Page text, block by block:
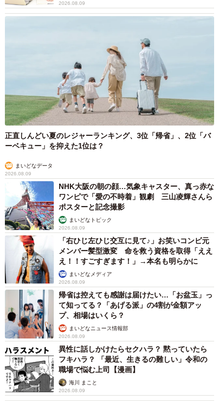
2026.08.09
正直しんどい夏のレジャーランキング、3位「帰省」、2位「バ
ーベキュー」を抑えた1位は？
まいどなデータ
2026.08.09
NHK大阪の朝の顔…気象キャスター、真っ赤な
ワンピで「愛の不時着」観劇 三山凌輝さんら
ポスターと記念撮影
まいどなトピック
2026.08.09
「右ひじ左ひじ交互に見て♪」お笑いコンビ元
メンバー髪型激変 命を救う資格を取得「ええ
え！！すごすぎます！」→本名も明らかに
まいどなメディア
2026.08.09
帰省は控えても感謝は届けたい…「お盆玉」っ
て知ってる？「あげる派」の4割が金額アッ
プ、相場はいくら？
まいどなニュース情報部
2026.08.09
異性に話しかけたらセクハラ？ 黙っていたら
フキハラ？ 「最近、生きるの難しい」令和の
職場で悩む上司【漫画】
海川 まこと
2026.08.09